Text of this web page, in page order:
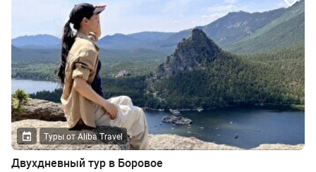
Туры от Aliba Travel
Двухдневный тур в Боровое